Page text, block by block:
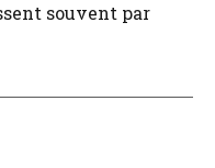
souvent par